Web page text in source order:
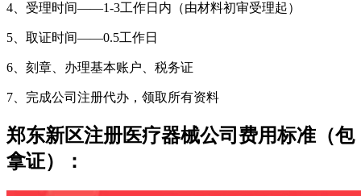
4、受理时间――1-3工作日内（由材料初审受理起）
5、取证时间――0.5工作日
6、刻章、办理基本账户、税务证
7、完成公司注册代办，领取所有资料
郑东新区注册医疗器械公司费用标准（包
拿证）：